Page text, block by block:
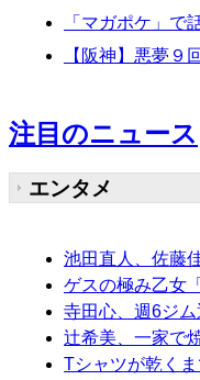
「マガポケ」で
【阪神】悪夢
注目のニュース
エンタメ
池田直人、佐藤
ゲスの極み乙女
寺田心、週6ジ
辻希美、一家で
Tシャツが乾く